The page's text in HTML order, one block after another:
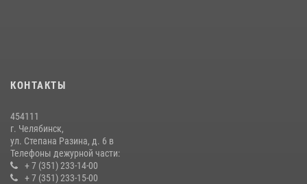
08 июля 2026, 12:05
КОНТАКТЫ
454111
г. Челябинск,
ул. Степана Разина, д. 6 в
Телефоны дежурной части:
+ 7 (351) 233-14-00
+ 7 (351) 233-15-00